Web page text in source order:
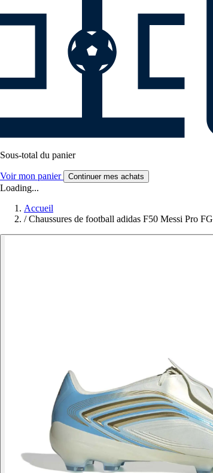
Sous-total du panier
Voir mon panier Continuer mes achats
Loading...
Accueil
/ Chaussures de football adidas F50 Messi Pro FG